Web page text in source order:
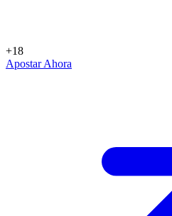
+18
Apostar Ahora